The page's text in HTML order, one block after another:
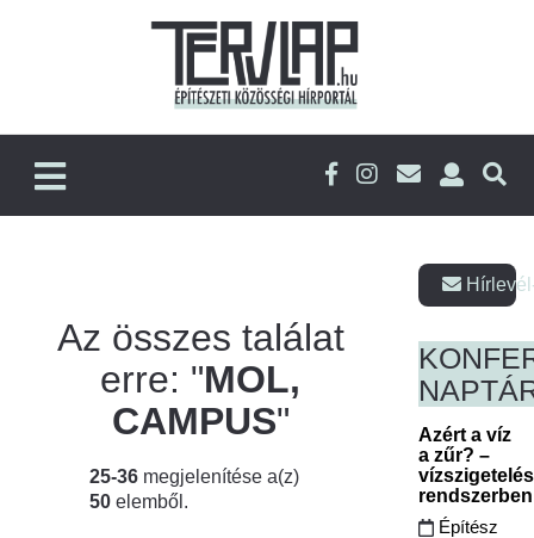
Az összes találat
erre: "MOL,
CAMPUS"
25-36 megjelenítése a(z)
50 elemből.
Azért a víz
a zűr? –
Építész